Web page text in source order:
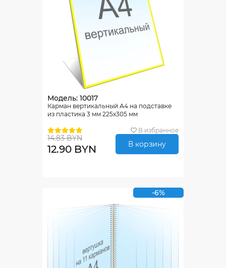
Модель: 10017
Карман вертикальный А4 на подставке
из пластика 3 мм 225х305 мм
В избранное
14.83 BYN
12.90 BYN В корзину
-6%